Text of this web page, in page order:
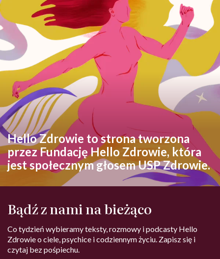
Hello Zdrowie to strona tworzona
przez Fundację Hello Zdrowie, która
jest społecznym głosem USP Zdrowie.
Bądź z nami na bieżąco
Co tydzień wybieramy teksty, rozmowy i podcasty Hello
Zdrowie o ciele, psychice i codziennym życiu. Zapisz się i
czytaj bez pośpiechu.